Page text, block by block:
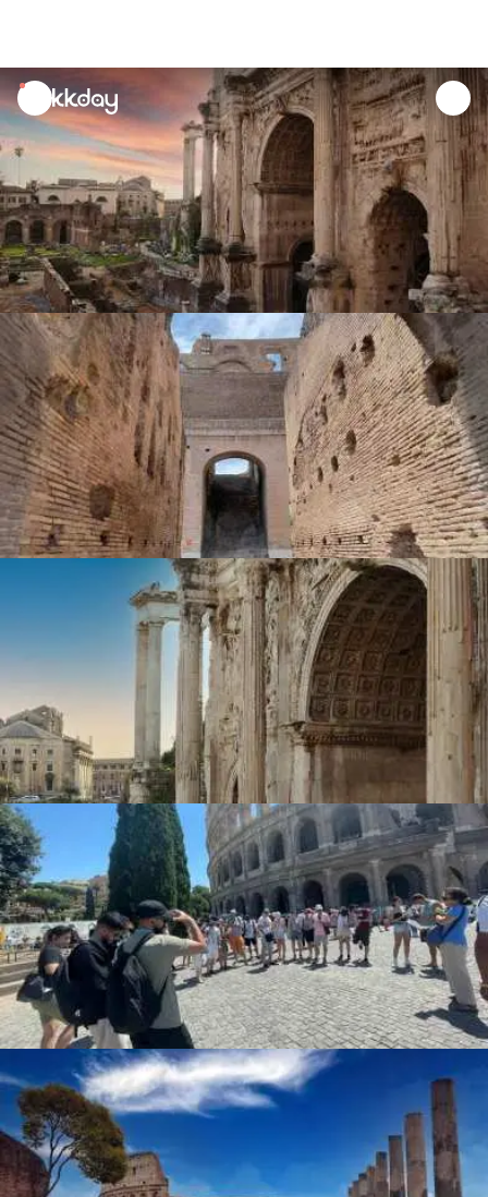
unread
notifications